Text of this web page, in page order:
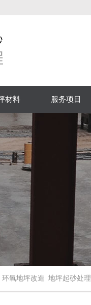
材料 服务项目
环氧地坪改造 地坪起砂处理